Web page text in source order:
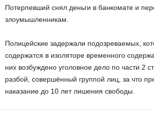
Потерпевший снял деньги в банкомате и
злоумышленникам.
Полицейские задержали подозреваемых,
содержатся в изоляторе временного
них возбуждено уголовное дело по части 2
разбой, совершённый группой лиц, за что
наказание до 10 лет лишения свободы.